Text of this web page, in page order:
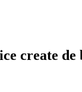
create